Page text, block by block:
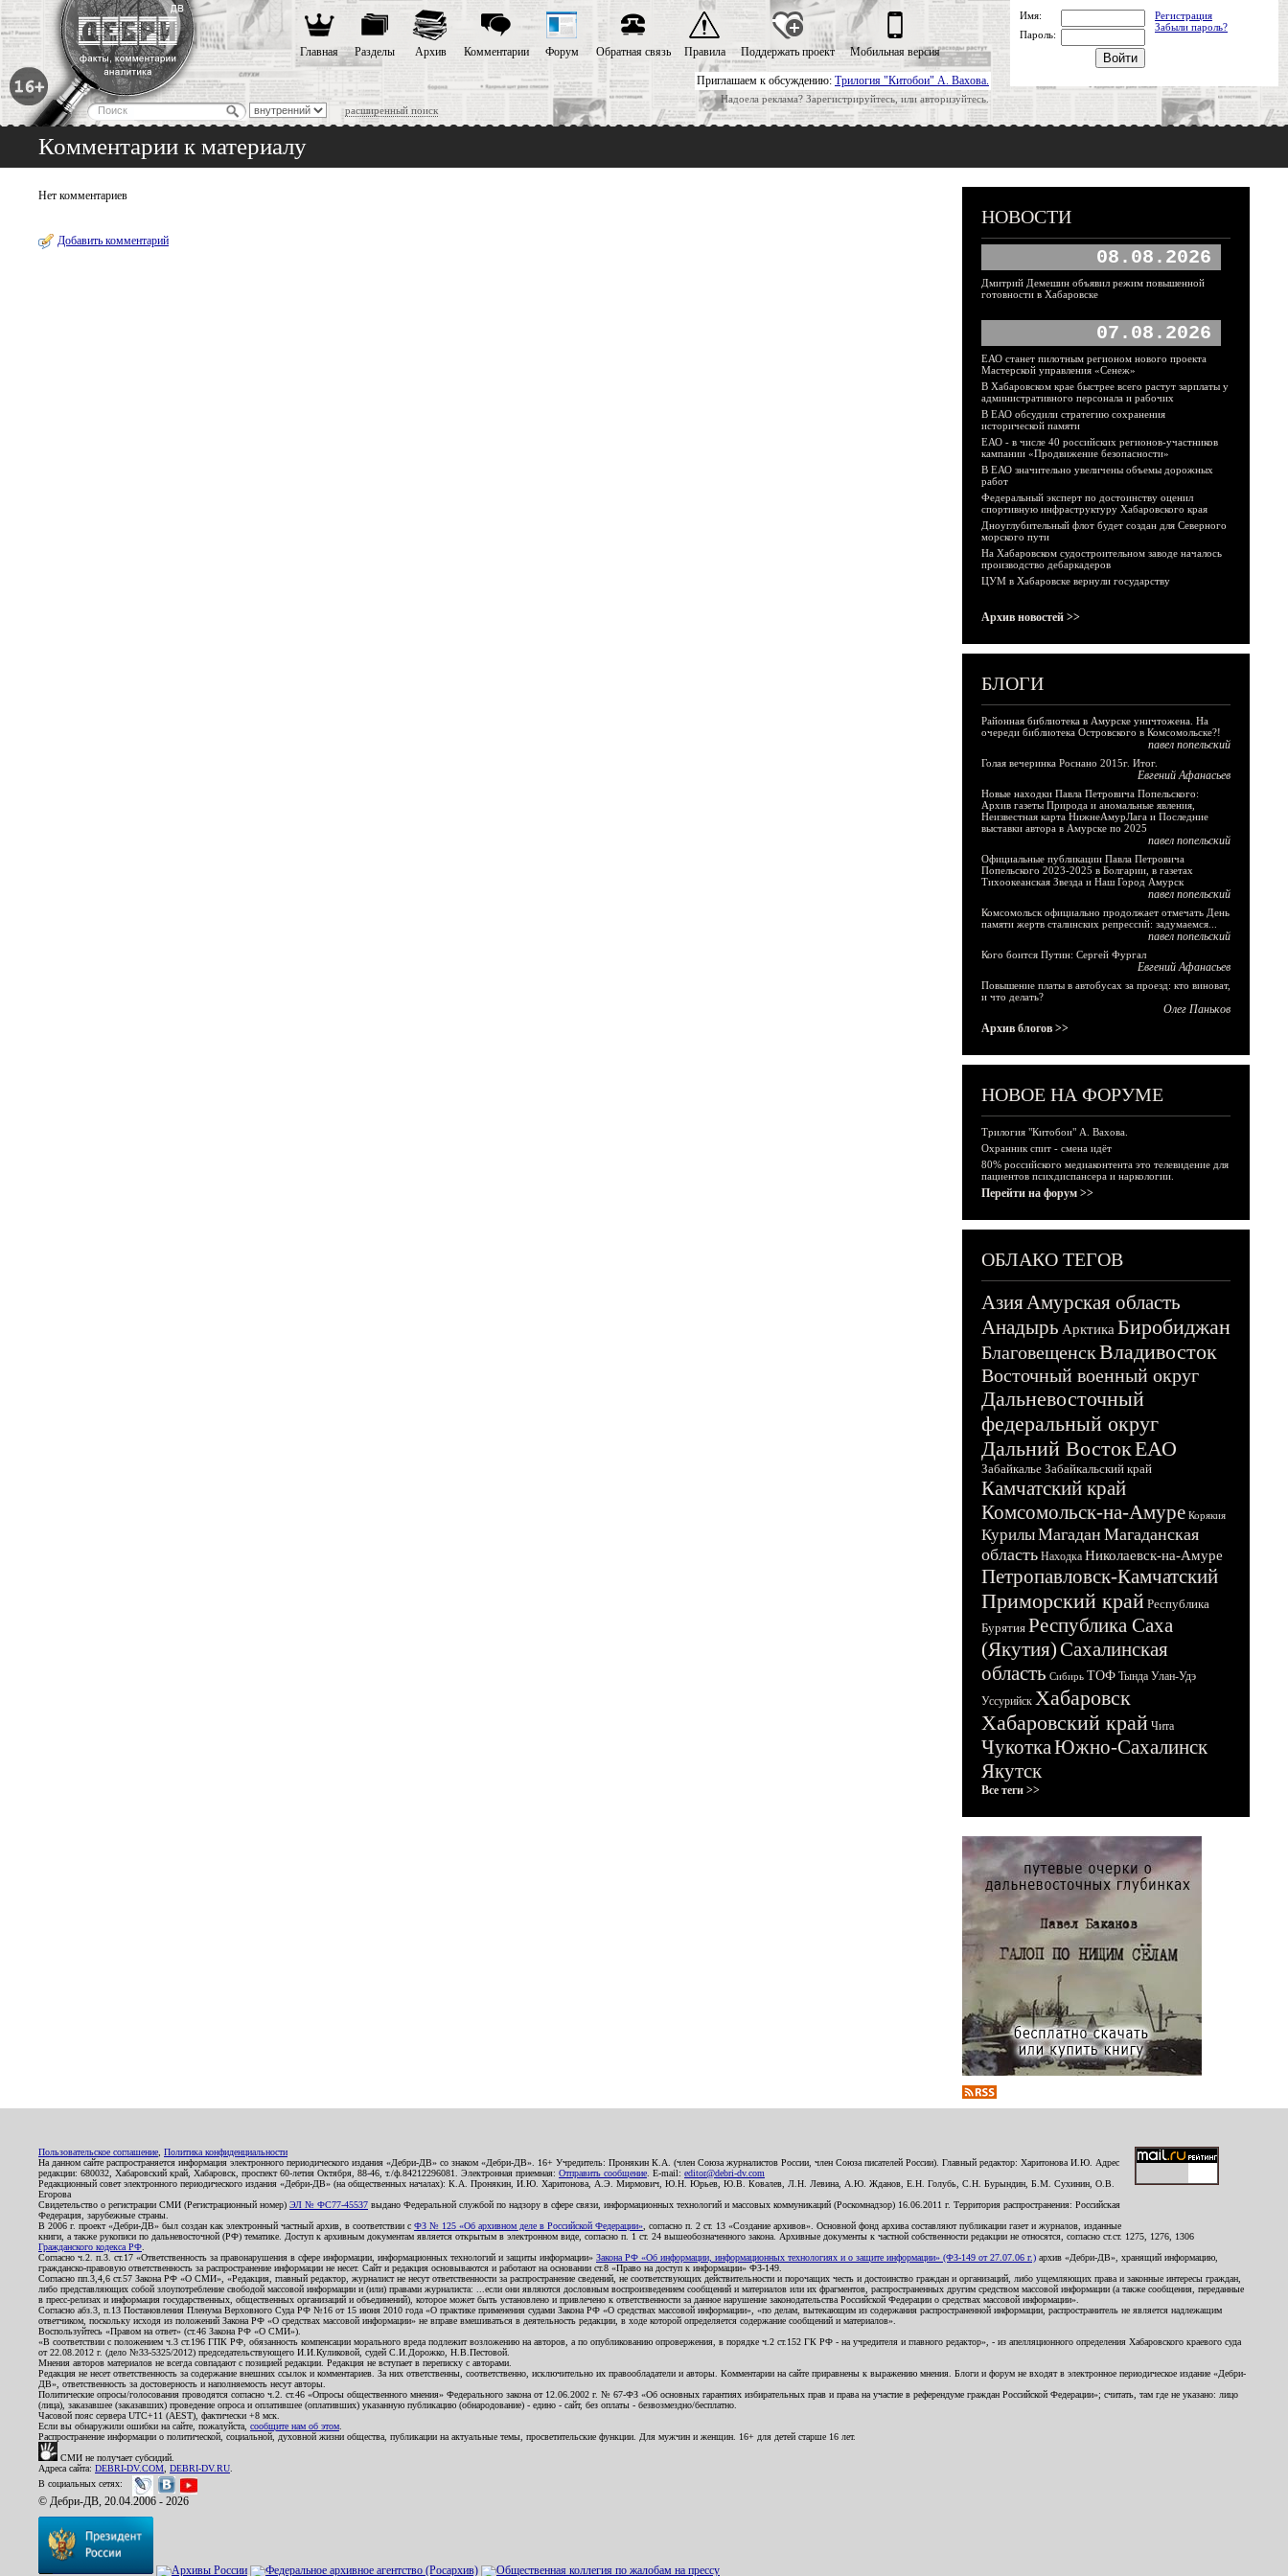
Приглашаем к обсуждению: Трилогия "Китобои" А. Вахова.
Надоела реклама? Зарегистрируйтесь, или авторизуйтесь.
расширенный поиск
Главная Разделы Архив Комментарии Форум Обратная связь Правила Поддержать проект Мобильная версия
Имя:
Регистрация
Забыли пароль?
Пароль:
Комментарии к материалу
Нет комментариев
Добавить комментарий
НОВОСТИ
08.08.2026
Дмитрий Демешин объявил режим повышенной
готовности в Хабаровске
07.08.2026
ЕАО станет пилотным регионом нового проекта
Мастерской управления «Сенеж»
В Хабаровском крае быстрее всего растут зарплаты у
административного персонала и рабочих
В ЕАО обсудили стратегию сохранения
исторической памяти
ЕАО - в числе 40 российских регионов-участников
кампании «Продвижение безопасности»
В ЕАО значительно увеличены объемы дорожных
работ
Федеральный эксперт по достоинству оценил
спортивную инфраструктуру Хабаровского края
Дноуглубительный флот будет создан для Северного
морского пути
На Хабаровском судостроительном заводе началось
производство дебаркадеров
ЦУМ в Хабаровске вернули государству
Архив новостей >>
БЛОГИ
Районная библиотека в Амурске уничтожена. На
очереди библиотека Островского в Комсомольске?!
павел попельский
Голая вечеринка Роснано 2015г. Итог.
Евгений Афанасьев
Новые находки Павла Петровича Попельского:
Архив газеты Природа и аномальные явления,
Неизвестная карта НижнеАмурЛага и Последние
выставки автора в Амурске по 2025
павел попельский
Официальные публикации Павла Петровича
Попельского 2023-2025 в Болгарии, в газетах
Тихоокеанская Звезда и Наш Город Амурск
павел попельский
Комсомольск официально продолжает отмечать День
памяти жертв сталинских репрессий: задумаемся...
павел попельский
Кого боится Путин: Сергей Фургал
Евгений Афанасьев
Повышение платы в автобусах за проезд: кто виноват,
и что делать?
Олег Паньков
Архив блогов >>
НОВОЕ НА ФОРУМЕ
Трилогия "Китобои" А. Вахова.
Охранник спит - смена идёт
80% российского медиаконтента это телевидение для
пациентов психдиспансера и наркологии.
Перейти на форум >>
ОБЛАКО ТЕГОВ
АзияАмурская область
Анадырь Арктика Биробиджан
БлаговещенскВладивосток
Восточный военный округ
Дальневосточный
федеральный округ
Дальний ВостокЕАО
Забайкалье Забайкальский край
Камчатский край
Комсомольск-на-Амуре Корякия
КурилыМагадан Магаданская
область Находка Николаевск-на-Амуре
Петропавловск-Камчатский
Приморский край Республика
Бурятия Республика Саха
(Якутия)Сахалинская
область Сибирь ТОФ Тында Улан-Удэ
Уссурийск Хабаровск
Хабаровский край Чита
ЧукоткаЮжно-Сахалинск
Якутск
Все теги >>
Пользовательское соглашение Политика конфиденциальности
На данном сайте распространяется информация электронного периодического издания «Дебри-ДВ» со знаком «Дебри-ДВ». 16+ Учредитель: Пронякин К.А. (член Союза журналистов России, член Союза писателей России). Главный редактор: Харитонова И.Ю. Адрес
редакции: 680032, Хабаровский край, Хабаровск, проспект 60-летия Октября, 88-46, т./ф.84212296081. Электронная приемная: Отправить сообщение . E-mail: editor@debri-dv.com
Редакционный совет электронного периодического издания «Дебри-ДВ» (на общественных началах): К.А. Пронякин, И.Ю. Харитонова, А.Э. Мирмович, Ю.Н. Юрьев, Ю.В. Ковалев, Л.Н. Левина, А.Ю. Жданов, Е.Н. Голубь, С.Н. Бурындин, Б.М. Сухинин, О.В.
Егорова
Свидетельство о регистрации СМИ (Регистрационный номер) ЭЛ № ФС77-45537 выдано Федеральной службой по надзору в сфере связи, информационных технологий и массовых коммуникаций (Роскомнадзор) 16.06.2011 г. Территория распространения: Российская
Федерация, зарубежные страны.
В 2006 г. проект «Дебри-ДВ» был создан как электронный частный архив, в соответствии с ФЗ № 125 «Об архивном деле в Российской Федерации» , согласно п. 2 ст. 13 «Создание архивов». Основной фонд архива составляют публикации газет и журналов, изданные
книги, а также рукописи по дальневосточной (РФ) тематике. Доступ к архивным документам является открытым в электронном виде, согласно п. 1 ст. 24 вышеобозначенного закона. Архивные документы к частной собственности редакции не относятся, согласно ст.ст. 1275, 1276, 1306
Гражданского кодекса РФ
Согласно ч.2. п.3. ст.17 «Ответственность за правонарушения в сфере информации, информационных технологий и защиты информации» Закона РФ «Об информации, информационных технологиях и о защите информации» (ФЗ-149 от 27.07.06 г.) архив «Дебри-ДВ», хранящий информацию,
гражданско-правовую ответственность за распространение информации не несет. Сайт и редакция основываются и работают на основании ст.8 «Право на доступ к информации» ФЗ-149.
Согласно пп.3,4,6 ст.57 Закона РФ «О СМИ», «Редакция, главный редактор, журналист не несут ответственности за распространение сведений, не соответствующих действительности и порочащих честь и достоинство граждан и организаций, либо ущемляющих права и законные интересы граждан,
либо представляющих собой злоупотребление свободой массовой информации и (или) правами журналиста: ...если они являются дословным воспроизведением сообщений и материалов или их фрагментов, распространенных другим средством массовой информации (а также сообщения, переданные
в пресс-релизах и информация государственных, общественных организаций и объединений), которое может быть установлено и привлечено к ответственности за данное нарушение законодательства Российской Федерации о средствах массовой информации».
Согласно абз.3, п.13 Постановления Пленума Верховного Суда РФ №16 от 15 июня 2010 года «О практике применения судами Закона РФ «О средствах массовой информации», «по делам, вытекающим из содержания распространенной информации, распространитель не является надлежащим
ответчиком, поскольку исходя из положений Закона РФ «О средствах массовой информации» не вправе вмешиваться в деятельность редакции, в ходе которой определяется содержание сообщений и материалов».
Воспользуйтесь «Правом на ответ» (ст.46 Закона РФ «О СМИ»).
«В соответствии с положением ч.3 ст.196 ГПК РФ, обязанность компенсации морального вреда подлежит возложению на авторов, а по опубликованию опровержения, в порядке ч.2 ст.152 ГК РФ - на учредителя и главного редактор», - из апелляционного определения Хабаровского краевого суда
от 22.08.2012 г. (дело №33-5325/2012) председательствующего И.И.Куликовой, судей С.И.Дорожко, Н.В.Пестовой.
Мнения авторов материалов не всегда совпадают с позицией редакции. Редакция не вступает в переписку с авторами.
Редакция не несет ответственность за содержание внешних ссылок и комментариев. За них ответственны, соответственно, исключительно их правообладатели и авторы. Комментарии на сайте приравнены к выражению мнения. Блоги и форум не входят в электронное периодическое издание «Дебри-
ДВ», ответственность за достоверность и наполняемость несут авторы.
Политические опросы/голосования проводятся согласно ч.2. ст.46 «Опросы общественного мнения» Федерального закона от 12.06.2002 г. № 67-ФЗ «Об основных гарантиях избирательных прав и права на участие в референдуме граждан Российской Федерации»; считать, там где не указано: лицо
(лица), заказавшее (заказавших) проведение опроса и оплатившее (оплативших) указанную публикацию (обнародование) - едино - сайт, без оплаты - безвозмездно/бесплатно.
Часовой пояс сервера UTC+11 (AEST), фактически +8 мск.
Если вы обнаружили ошибки на сайте, пожалуйста, сообщите нам об этом
Распространение информации о политической, социальной, духовной жизни общества, публикации на актуальные темы, просветительские функции. Для мужчин и женщин. 16+ для детей старше 16 лет.
СМИ не получает субсидий.
Адреса сайта: DEBRI-DV.COM DEBRI-DV.RU
В социальных сетях:
© Дебри-ДВ, 20.04.2006 - 2026